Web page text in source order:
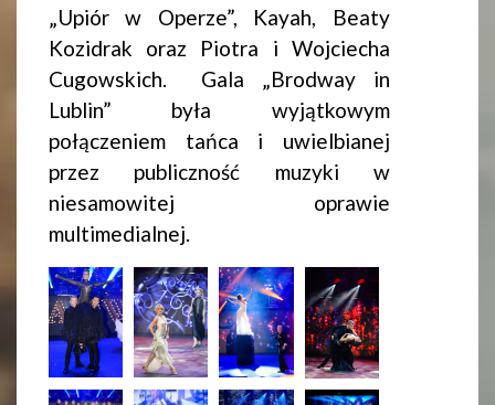
„Upiór w Operze”, Kayah, Beaty
Kozidrak oraz Piotra i Wojciecha
Cugowskich. Gala „Brodway in
Lublin” była wyjątkowym
połączeniem tańca i uwielbianej
przez publiczność muzyki w
niesamowitej oprawie
multimedialnej.